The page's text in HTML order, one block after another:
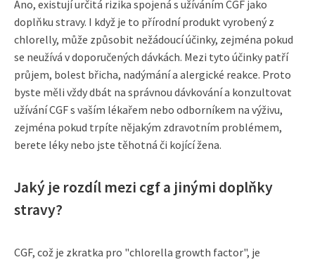
Ano, existují určitá rizika spojená s užíváním CGF jako
doplňku stravy. I když je to přírodní produkt vyrobený z
chlorelly, může způsobit nežádoucí účinky, zejména pokud
se neužívá v doporučených dávkách. Mezi tyto účinky patří
průjem, bolest břicha, nadýmání a alergické reakce. Proto
byste měli vždy dbát na správnou dávkování a konzultovat
užívání CGF s vaším lékařem nebo odborníkem na výživu,
zejména pokud trpíte nějakým zdravotním problémem,
berete léky nebo jste těhotná či kojící žena.
Jaký je rozdíl mezi cgf a jinými doplňky
stravy?
CGF, což je zkratka pro "chlorella growth factor", je